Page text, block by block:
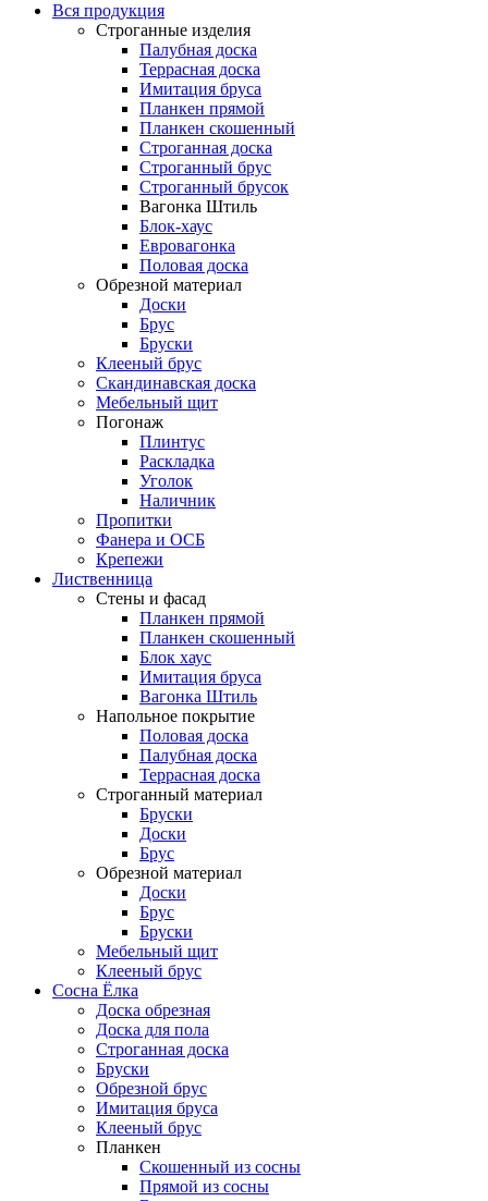
Вся продукция
Строганные изделия
Палубная доска
Террасная доска
Имитация бруса
Планкен прямой
Планкен скошенный
Строганная доска
Строганный брус
Строганный брусок
Вагонка Штиль
Блок-хаус
Евровагонка
Половая доска
Обрезной материал
Доски
Брус
Бруски
Клееный брус
Скандинавская доска
Мебельный щит
Погонаж
Плинтус
Раскладка
Уголок
Наличник
Пропитки
Фанера и ОСБ
Крепежи
Лиственница
Стены и фасад
Планкен прямой
Планкен скошенный
Блок хаус
Имитация бруса
Вагонка Штиль
Напольное покрытие
Половая доска
Палубная доска
Террасная доска
Строганный материал
Бруски
Доски
Брус
Обрезной материал
Доски
Брус
Бруски
Мебельный щит
Клееный брус
Сосна Ёлка
Доска обрезная
Доска для пола
Строганная доска
Бруски
Обрезной брус
Имитация бруса
Клееный брус
Планкен
Скошенный из сосны
Прямой из сосны